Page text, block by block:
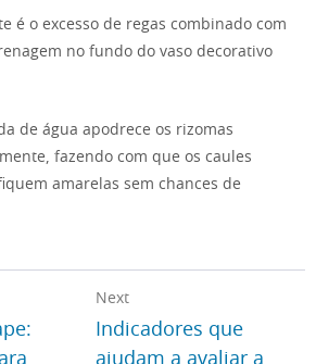
é o excesso de regas combinado com
no fundo do vaso decorativo
de água apodrece os rizomas
fazendo com que os caules
amarelas sem chances de
Next
Indicadores que
ajudam a avaliar a